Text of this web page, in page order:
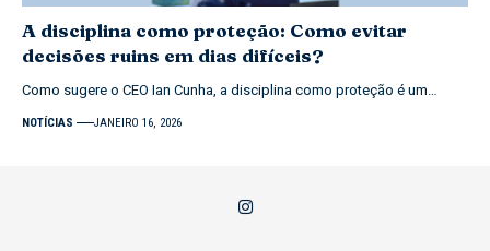
A disciplina como proteção: Como evitar
decisões ruins em dias difíceis?
Como sugere o CEO Ian Cunha, a disciplina como proteção é um…
NOTÍCIAS JANEIRO 16, 2026